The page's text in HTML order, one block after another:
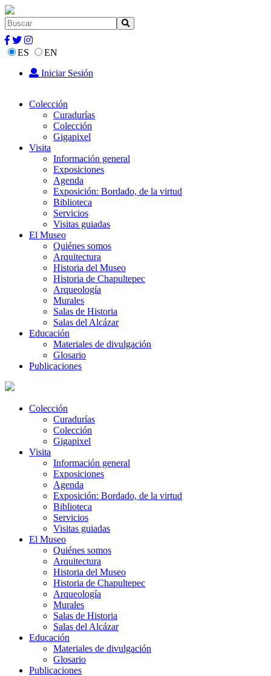
ES
EN
Iniciar Sesión
Colección
Curadurías
Colección
Gigapixel
Visita
Información general
Exposiciones
Agenda
Exposición: Bordado, de la virtud
Biblioteca
Servicios
Visitas guiadas
El Museo
Quiénes somos
Arquitectura
Historia del Museo
Historia de Chapultepec
Arqueología
Murales
Salas de Historia
Salas del Alcázar
Educación
Materiales de divulgación
Glosario
Publicaciones
Colección
Curadurías
Colección
Gigapixel
Visita
Información general
Exposiciones
Agenda
Exposición: Bordado, de la virtud
Biblioteca
Servicios
Visitas guiadas
El Museo
Quiénes somos
Arquitectura
Historia del Museo
Historia de Chapultepec
Arqueología
Murales
Salas de Historia
Salas del Alcázar
Educación
Materiales de divulgación
Glosario
Publicaciones